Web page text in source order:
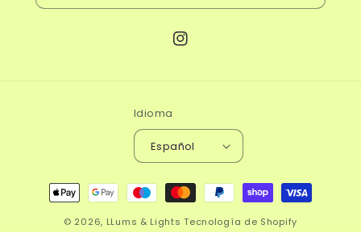
Instagram
Idioma
Español
Formas
de
pago© 2026, LLums & LightsTecnología de Shopify